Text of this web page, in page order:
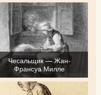
Чесальщик — Жан-
Франсуа Милле